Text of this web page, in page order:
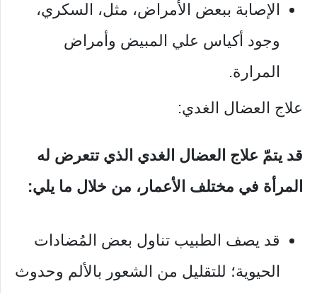
الإصابة ببعض الأمراض، مثل، السكري،
وجود أكياس علي المبيض وأمراض
المرارة.
علاج العضال الغدي:
قد يتمّ علاج العضال الغدي الذي تتعرض له
المرأة في مختلف الأعمار، من خلال ما يلي:
قد يصف الطبيب تناول بعض المُضادات
الحيوية؛ للتقليل من الشعور بالألم وحدوث